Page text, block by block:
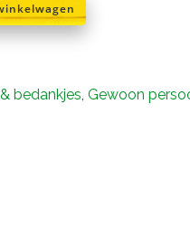
bedankjes,Gewoon